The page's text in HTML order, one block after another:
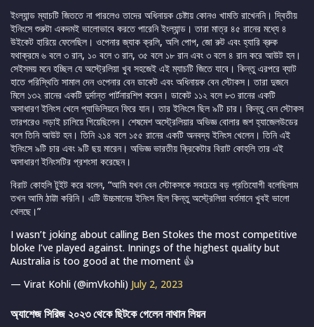
ইংল্যান্ড ম্যাচটি জিততে না পারলেও তাদের অধিনায়ক চেষ্টায় কোনও খামতি রাখেননি। দ্বিতীয়
ইনিংসে শুরুটা একদমই ভালোভাবে করতে পারেনি ইংল্যান্ড। তারা মাত্র ৪৫ রানের মধ্যে ৪
উইকেট হারিয়ে ফেলেছিল। ওপেনার জ্যাক ক্রলি, অলি পোপ, জো রুট এবং হ্যারি ব্রুক
যথাক্রমে ৬ বলে ৩ রান, ১০ বলে ৩ রান, ৩৫ বলে ১৮ রান এবং ৩ বলে ৪ রান করে আউট হন।
সেইসময় মনে হচ্ছিল যে অস্ট্রেলিয়া খুব সহজেই এই ম্যাচটি জিতে যাবে। কিন্তু এরপরে ব্যাট
হাতে পরিস্থিতি সামাল দেন ওপেনার বেন ডাকেট এবং অধিনায়ক বেন স্টোকস। তারা দুজনে
মিলে ১৩২ রানের একটি দুর্দান্ত পার্টনারশিপ করেন। ডাকেট ১১২ বলে ৮৩ রানের একটি
অসাধারণ ইনিংস খেলে প্যাভিলিয়নে ফিরে যান। তার ইনিংসে ছিল ৯টি চার। কিন্তু বেন স্টোকস
তারপরেও লড়াই চালিয়ে গিয়েছিলেন। শেষমেশ অস্ট্রেলিয়ার অভিজ্ঞ বোলার জশ হ্যাজেলউডের
বলে তিনি আউট হন। তিনি ২১৪ বলে ১৫৫ রানের একটি অনবদ্য ইনিংস খেলেন। তিনি এই
ইনিংসে ৯টি চার এবং ৯টি ছয় মারেন। অভিজ্ঞ ভারতীয় ক্রিকেটার বিরাট কোহলি তার এই
অসাধারণ ইনিংসটির প্রশংসা করেছেন।
বিরাট কোহলি টুইট করে বলেন, “আমি যখন বেন স্টোকসকে সবচেয়ে বড় প্রতিযোগী বলেছিলাম
তখন আমি ঠাট্টা করিনি। এটি উচ্চমানের ইনিংস ছিল কিন্তু অস্ট্রেলিয়া বর্তমানে খুবই ভালো
খেলছে।”
I wasn’t joking about calling Ben Stokes the most competitive
bloke I’ve played against. Innings of the highest quality but
Australia is too good at the moment 👍
— Virat Kohli (@imVkohli) July 2, 2023
অ্যাশেজ সিরিজ ২০২৩ থেকে ছিটকে গেলেন নাথান লিয়ন